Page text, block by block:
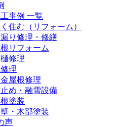
事例 一覧
住む（リフォーム）
り修理・修繕
リフォーム
修理
理
屋根修理
め・融雪設備
塗装
・木部塗装
声